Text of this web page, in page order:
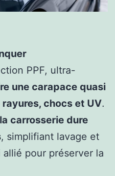
PPF, ultra-
une carapace quasi
chocs et UV.
carrosserie dure
, simplifiant lavage et
pour préserver la